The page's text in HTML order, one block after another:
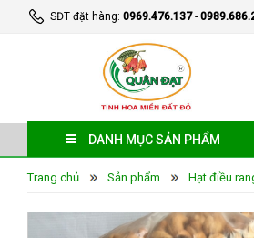
SĐT đặt hàng: 0969.476.137-
DANH MỤC SẢN PHẨM
Trang chủ Sản phẩm Hạt điều